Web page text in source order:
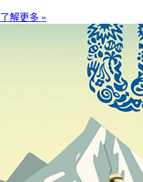
了解更多 »